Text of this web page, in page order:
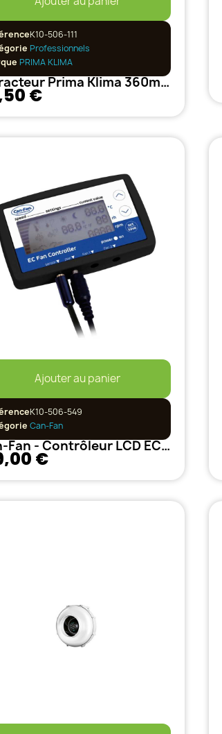
K10-506-111
Professionnels
PRIMA KLIMA
Extracteur Prima Klima 360m3/h - 125mm
€
Ajouter au panier
K10-506-549
Can-Fan
Can-Fan - Contrôleur LCD EC Température, Vitesse, Humidité et Dépression
€